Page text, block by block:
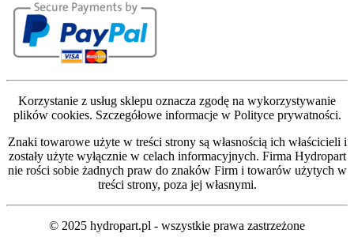
Korzystanie z usług sklepu oznacza zgodę na wykorzystywanie
plików cookies. Szczegółowe informacje w Polityce prywatności.
Znaki towarowe użyte w treści strony są własnością ich właścicieli i
zostały użyte wyłącznie w celach informacyjnych. Firma Hydropart
nie rości sobie żadnych praw do znaków Firm i towarów użytych w
treści strony, poza jej własnymi.
© 2025 hydropart.pl - wszystkie prawa zastrzeżone